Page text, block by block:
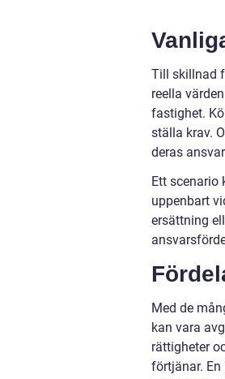
Till skillnad
reella
fastighet.
ställa krav.
deras
Ett scenario
uppenbart
ersättning
Med de
kan vara
rättigheter
förtjänar.